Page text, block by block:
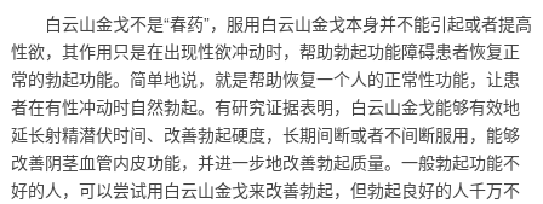
白云山金戈不是“春药”，服用白云山金戈本身并不能引起或者提高
性欲，其作用只是在出现性欲冲动时，帮助勃起功能障碍患者恢复正
常的勃起功能。简单地说，就是帮助恢复一个人的正常性功能，让患
者在有性冲动时自然勃起。有研究证据表明，白云山金戈能够有效地
延长射精潜伏时间、改善勃起硬度，长期间断或者不间断服用，能够
改善阴茎血管内皮功能，并进一步地改善勃起质量。一般勃起功能不
好的人，可以尝试用白云山金戈来改善勃起，但勃起良好的人千万不